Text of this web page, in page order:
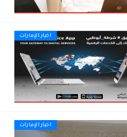
اخبار الإمارات
اخبار الإمارات